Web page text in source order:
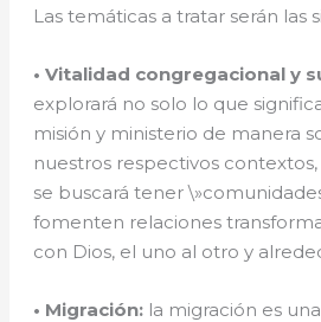
Las temáticas a tratar serán las
• Vitalidad congregacional y
explorará no solo lo que
misión y ministerio de manera
nuestros respectivos
se buscará tener
fomenten relaciones
con Dios, el uno al otro y
• Migración: la migración es